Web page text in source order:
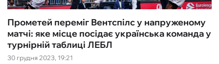
30 грудня 2023, 19:21
Прометей переміг Вентспілс у напруженому
матчі: яке місце посідає українська команда у
турнірній таблиці ЛЕБЛ